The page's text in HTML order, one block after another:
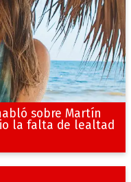
sobre Martín
la falta de lealtad